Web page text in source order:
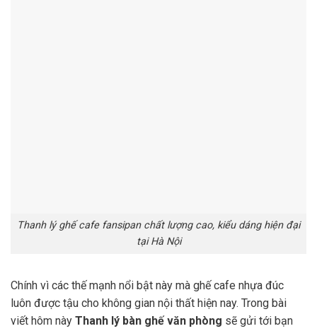
Thanh lý ghế cafe fansipan chất lượng cao, kiểu dáng hiện đại
tại Hà Nội
Chính vì các thế mạnh nổi bật này mà ghế cafe nhựa đúc
luôn được tậu cho không gian nội thất hiện nay. Trong bài
viết hôm này Thanh lý bàn ghế văn phòng sẽ gửi tới bạn